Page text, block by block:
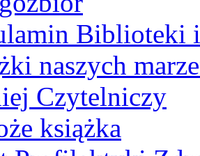
Biblioteki
naszych
Czytelniczy
książka